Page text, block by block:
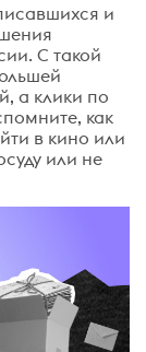
и
С такой
а клики по
как
в кино или
или не